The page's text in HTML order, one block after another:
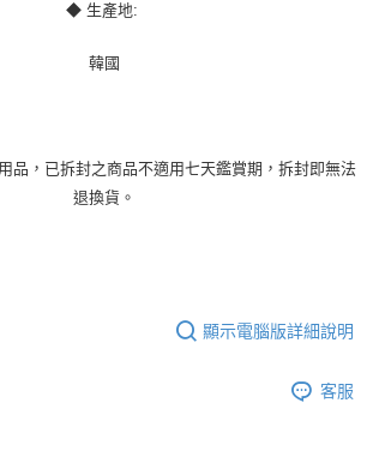
◆ 生產地:
韓國
品，已拆封之商品不適用七天鑑賞期，拆封即無法
退換貨。
顯示電腦版詳細說明
客服